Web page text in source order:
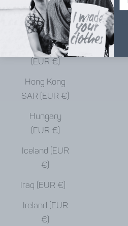
€)
Haiti (EUR €)
Honduras
(EUR €)
Hong Kong
SAR (EUR €)
Hungary
(EUR €)
Iceland (EUR
€)
Iraq (EUR €)
Ireland (EUR
€)